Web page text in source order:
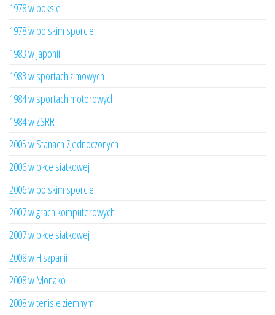
1978 w boksie
1978 w polskim sporcie
1983 w Japonii
1983 w sportach zimowych
1984 w sportach motorowych
1984 w ZSRR
2005 w Stanach Zjednoczonych
2006 w piłce siatkowej
2006 w polskim sporcie
2007 w grach komputerowych
2007 w piłce siatkowej
2008 w Hiszpanii
2008 w Monako
2008 w tenisie ziemnym